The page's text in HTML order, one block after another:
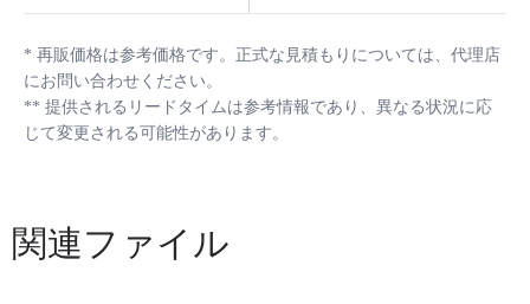
* 再販価格は参考価格です。正式な見積もりについては、代理店
にお問い合わせください。
** 提供されるリードタイムは参考情報であり、異なる状況に応
じて変更される可能性があります。
関連ファイル